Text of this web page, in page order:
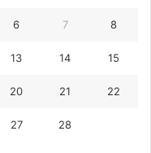
6 7 8
13 14 15
20 21 22
27 28